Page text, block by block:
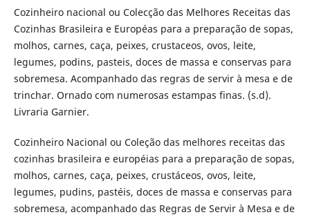
Cozinheiro nacional ou Colecção das Melhores Receitas das
Cozinhas Brasileira e Européas para a preparação de sopas,
molhos, carnes, caça, peixes, crustaceos, ovos, leite,
legumes, podins, pasteis, doces de massa e conservas para
sobremesa. Acompanhado das regras de servir à mesa e de
trinchar. Ornado com numerosas estampas finas. (s.d).
Livraria Garnier.
Cozinheiro Nacional ou Coleção das melhores receitas das
cozinhas brasileira e européias para a preparação de sopas,
molhos, carnes, caça, peixes, crustáceos, ovos, leite,
legumes, pudins, pastéis, doces de massa e conservas para
sobremesa, acompanhado das Regras de Servir à Mesa e de